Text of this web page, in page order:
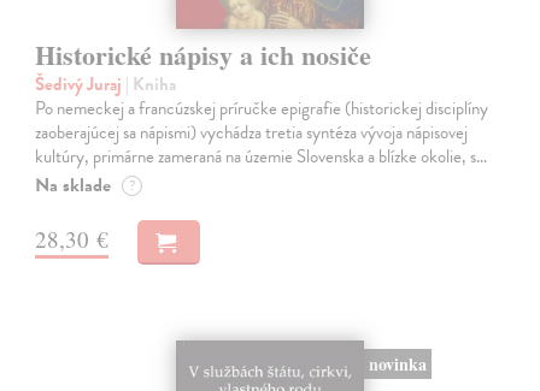
Historické nápisy a ich nosiče
Šedivý Juraj | Kniha
Po nemeckej a francúzskej príručke epigrafie (historickej disciplíny
zaoberajúcej sa nápismi) vychádza tretia syntéza vývoja nápisovej
kultúry, primárne zameraná na územie Slovenska a blízke okolie, s…
Na sklade ?
28,30 €
novinka